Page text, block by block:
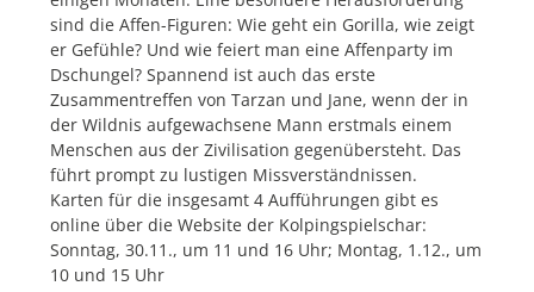
sind die Affen-Figuren: Wie geht ein Gorilla, wie zeigt
er Gefühle? Und wie feiert man eine Affenparty im
Dschungel? Spannend ist auch das erste
Zusammentreffen von Tarzan und Jane, wenn der in
der Wildnis aufgewachsene Mann erstmals einem
Menschen aus der Zivilisation gegenübersteht. Das
führt prompt zu lustigen Missverständnissen.
Karten für die insgesamt 4 Aufführungen gibt es
online über die Website der Kolpingspielschar:
Sonntag, 30.11., um 11 und 16 Uhr; Montag, 1.12., um
10 und 15 Uhr